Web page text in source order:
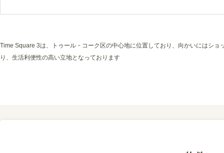
Time Square 3は、トゥール・コーク区の中心地に位置しており、向かいにはシ
り、生活利便性の高い立地となっております